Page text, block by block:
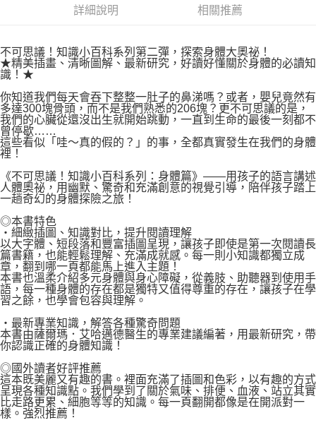
３．未成年的使用者請事先徵得法定代理人或監護人之同意方可使用
「AFTEE先享後付」，若未經同意申辦者引起之損失，本公司不負相關責
時審查核予不同之上限額度；若仍有額度不足之情形，本公司將視審查結果
請求用戶進行身份認證。
５．嚴禁一人註冊多個帳號或使用他人資訊註冊。若發現惡意使用之情形，
恩沛科技股份有限公司將有權停止該用戶之使用額度並採取法律行動。
國家/地區配送 查看運費
詳細說明 相關推薦
不可思議！知識小百科系列第二彈，探索身體大奧祕！
★精美插畫、清晰圖解、最新研究，好讀好懂關於身體的必讀知
識！★
你知道我們每天會吞下整整一肚子的鼻涕嗎？或者，嬰兒竟然有
多達300塊骨頭，而不是我們熟悉的206塊？更不可思議的是，
我們的心臟從還沒出生就開始跳動，一直到生命的最後一刻都不
曾停歇……
這些看似「哇～真的假的？」的事，全都真實發生在我們的身體
裡！
《不可思議！知識小百科系列：身體篇》——用孩子的語言講述
人體奧祕，用幽默、驚奇和充滿創意的視覺引導，陪伴孩子踏上
一趟奇幻的身體探險之旅！
◎本書特色
・細緻插圖、知識對比，提升閱讀理解
以大字體、短段落和豐富插圖呈現，讓孩子即使是第一次閱讀長
篇書籍，也能輕鬆理解、充滿成就感。每一則小知識都獨立成
章，翻到哪一頁都能馬上進入主題！
本書也溫柔介紹多元身體與身心障礙，從義肢、助聽器到使用手
語，每一種身體的存在都是獨特又值得尊重的存在，讓孩子在學
習之餘，也學會包容與理解。
・最新專業知識，解答各種驚奇問題
本書由薩爾瑪．艾哈邁德醫生的專業建議編著，用最新研究，帶
你認識正確的身體知識！
◎國外讀者好評推薦
這本既美麗又有趣的書。裡面充滿了插圖和色彩，以有趣的方式
呈現各種知識點。我們學到了關於氣味、排便、血液、站立其實
比走路更累、細胞等等的知識。每一頁翻開都像是在開派對一
樣。強烈推薦！